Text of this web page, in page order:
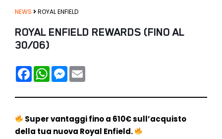
NEWS ROYAL ENFIELD
ROYAL ENFIELD REWARDS (FINO AL
30/06)
F
A
C
B
O
K
W
H
A
S
P
P
M
S
E
G
E
R
L
Super vantaggi fino a 610€ sull’acquisto
della tua nuova Royal Enfield.